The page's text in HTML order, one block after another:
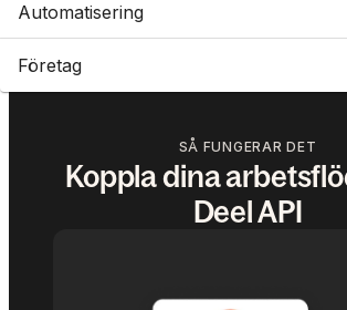
Automatisering
Företag
SÅ FUNGERAR DET
Koppla dina
Deel API